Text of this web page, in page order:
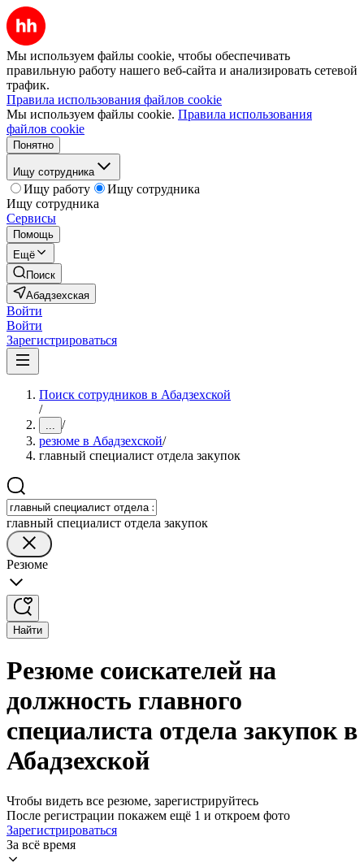
Мы используем файлы cookie, чтобы обеспечивать
правильную работу нашего веб-сайта и анализировать сетевой
трафик.
Правила использования файлов cookie
Мы используем файлы cookie. Правила использования
файлов cookie
Понятно
Ищу сотрудника
Ищу работу
Ищу сотрудника
Ищу сотрудника
Сервисы
Помощь
Ещё
Поиск
Абадзехская
Войти
Войти
Зарегистрироваться
Поиск сотрудников в Абадзехской
/
... /
резюме в Абадзехской/
главный специалист отдела закупок
главный специалист отдела закупок
Резюме
Найти
Резюме соискателей на
должность главного
специалиста отдела закупок в
Абадзехской
Чтобы видеть все резюме, зарегистрируйтесь
После регистрации покажем ещё 1 и откроем фото
Зарегистрироваться
За всё время